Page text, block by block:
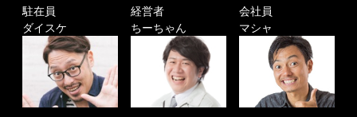
駐在員
ダイスケ
経営者
ちーちゃん
会社員
マシャ